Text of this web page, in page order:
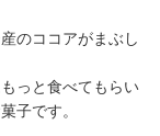
のココアがまぶし
っと食べてもらい
子です。